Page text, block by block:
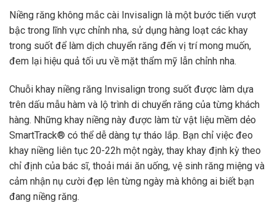
Niềng răng không mắc cài Invisalign là một bước tiến vượt
bậc trong lĩnh vực chỉnh nha, sử dụng hàng loạt các khay
trong suốt để làm dịch chuyển răng đến vị trí mong muốn,
đem lại hiệu quả tối ưu về mặt thẩm mỹ lẫn chỉnh nha.
Chuỗi khay niềng răng Invisalign trong suốt được làm dựa
trên dấu mẫu hàm và lộ trình di chuyển răng của từng khách
hàng. Những khay niềng này được làm từ vật liệu mềm dẻo
SmartTrack® có thể dễ dàng tự tháo lắp. Bạn chỉ việc đeo
khay niềng liên tục 20-22h một ngày, thay khay định kỳ theo
chỉ định của bác sĩ, thoải mái ăn uống, vệ sinh răng miệng và
cảm nhận nụ cười đẹp lên từng ngày mà không ai biết bạn
đang niềng răng.